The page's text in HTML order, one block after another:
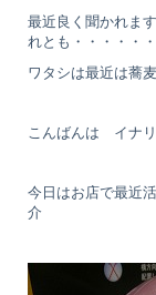
最近良く聞かれま
れとも・・・・・・
ワタシは最近は蕎
こんばんは イナ
今日はお店で最近
介